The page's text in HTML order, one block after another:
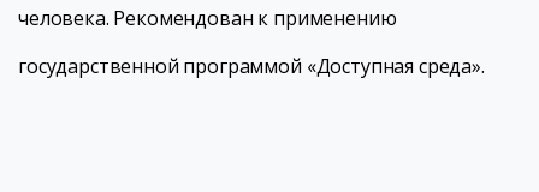
человека. Рекомендован к применению
государственной программой «Доступная среда».